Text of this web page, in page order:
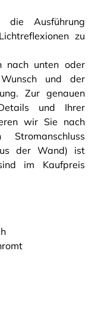
die Ausführung
zu
nach unten oder
und der
Zur genauen
und Ihrer
wir Sie nach
der Wand) ist
im Kaufpreis